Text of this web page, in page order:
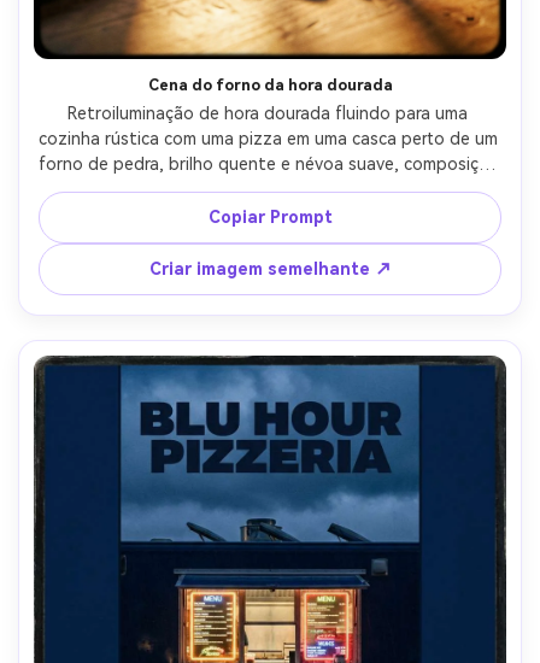
Cena do forno da hora dourada
Retroiluminação de hora dourada fluindo para uma
cozinha rústica com uma pizza em uma casca perto de um
forno de pedra, brilho quente e névoa suave, composição
cinematográfica com uma zona de manchete clara,
vinheta sutil, design de pôster de alta resolução,
texturas realistas, assunto focal nítido, sombras naturais,
lente de 85 mm, profundidade de campo rasa-AR 4:5
Copiar Prompt
Criar imagem semelhante ↗